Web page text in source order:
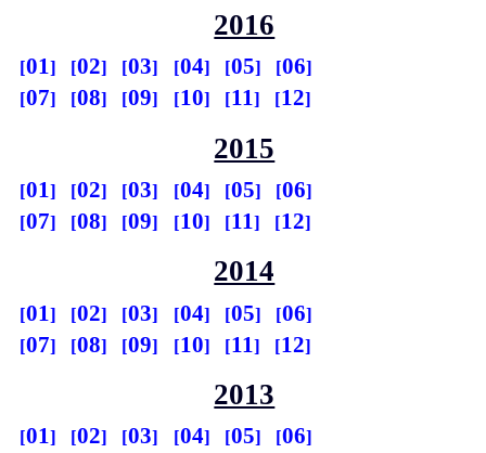
2016
01 02 03 04 05
06
07
08 09 10 11 12
2015
01 02 03 04 05
06
07
08 09 10 11 12
2014
01 02 03 04 05
06
07
08 09 10 11 12
2013
01 02 03 04 05
06